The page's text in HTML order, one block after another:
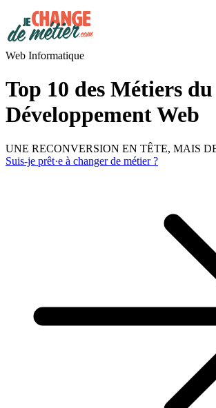
Web Informatique
Top 10 des Métiers du
Développement Web
UNE RECONVERSION EN TÊTE, MAIS
Suis-je prêt·e à changer de métier ?